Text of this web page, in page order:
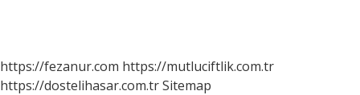
https://fezanur.com https://mutluciftlik.com.tr
https://dostelihasar.com.trSitemap